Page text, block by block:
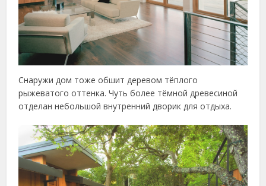
Снаружи дом тоже обшит деревом тёплого
рыжеватого оттенка. Чуть более тёмной древесиной
отделан небольшой внутренний дворик для отдыха.